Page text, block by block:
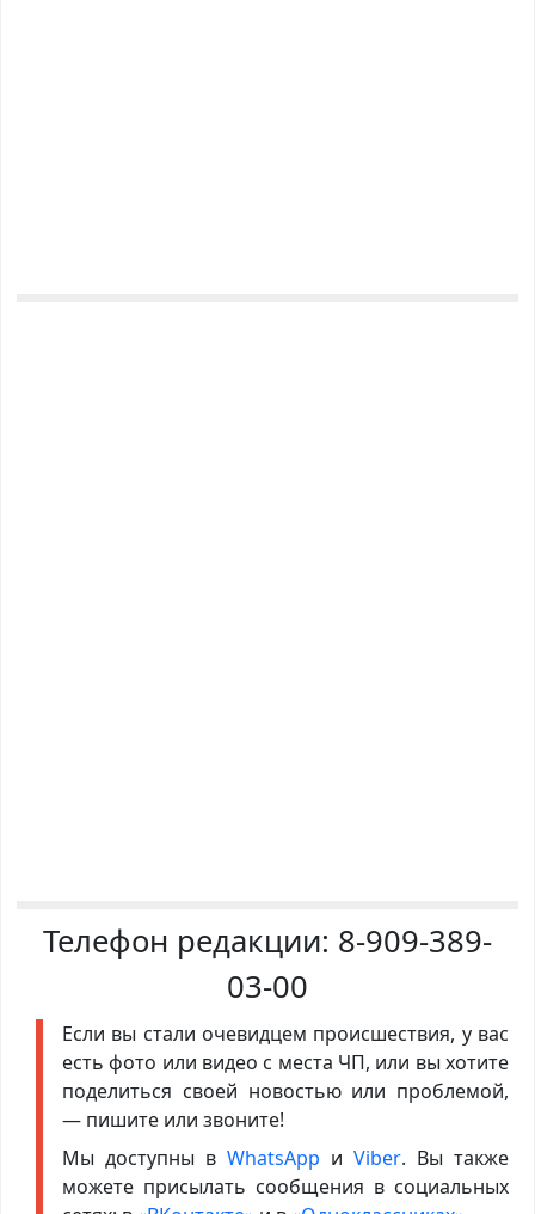
Телефон редакции: 8-909-389-
03-00
Если вы стали очевидцем происшествия, у вас
есть фото или видео с места ЧП, или вы хотите
поделиться своей новостью или проблемой,
— пишите или звоните!
Мы доступны в WhatsApp иViber. Вы также
можете присылать сообщения в социальных